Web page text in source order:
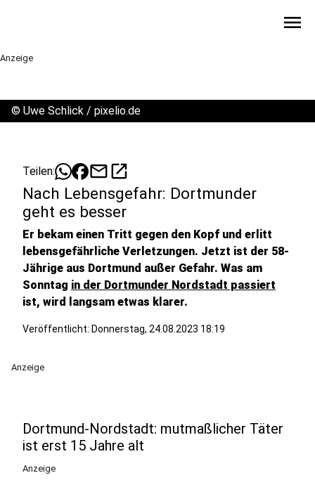
menu
Anzeige
© Uwe Schlick / pixelio.de
Teilen: mailopen_in_new
Nach Lebensgefahr: Dortmunder
geht es besser
Er bekam einen Tritt gegen den Kopf und erlitt
lebensgefährliche Verletzungen. Jetzt ist der 58-
Jährige aus Dortmund außer Gefahr. Was am
Sonntag in der Dortmunder Nordstadt passiert
ist, wird langsam etwas klarer.
Veröffentlicht: Donnerstag, 24.08.2023 18:19
Anzeige
Dortmund-Nordstadt: mutmaßlicher Täter
ist erst 15 Jahre alt
Anzeige